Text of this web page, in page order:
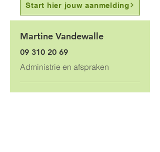
Start hier jouw aanmelding
Martine Vandewalle
09 310 20 69
Administrie en afspraken